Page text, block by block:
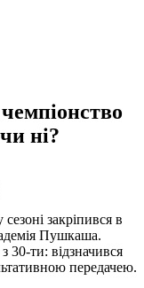
ні?
закріпився в
Пушкаша.
30-ти: відзначився
передачею.